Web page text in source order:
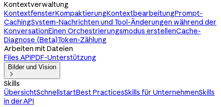
Kontextverwaltung
KontextfensterKompaktierungKontextbearbeitungPrompt-
CachingSystem-Nachrichten und Tool-Änderungen während der
KonversationEinen Orchestrierungsmodus erstellenCache-
Diagnose (Beta)Token-Zählung
Arbeiten mit Dateien
Files APIPDF-Unterstützung
Bilder und Vision

Skills
ÜbersichtSchnellstartBest PracticesSkills für UnternehmenSkills
in der API